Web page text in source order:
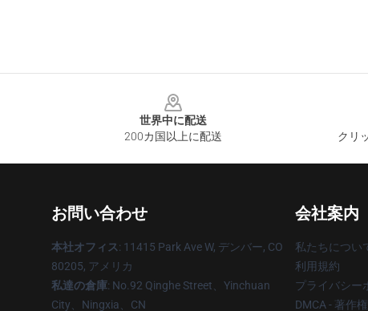
世界中に配送
200カ国以上に配送
クリ
お問い合わせ
本社オフィス: 11415 Park Ave W, デンバー, CO
80205, アメリカ
私達の倉庫: No.92 Qinghe Street、Yinchuan
City、Ningxia、CN
会社案内
私たちについ
利用規約
プライバシー
DMCA - 著作